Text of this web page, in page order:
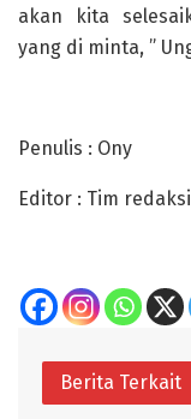
akan kita
yang di minta, ”
Penulis : Ony
Editor : Tim redaksi
Berita Terkait